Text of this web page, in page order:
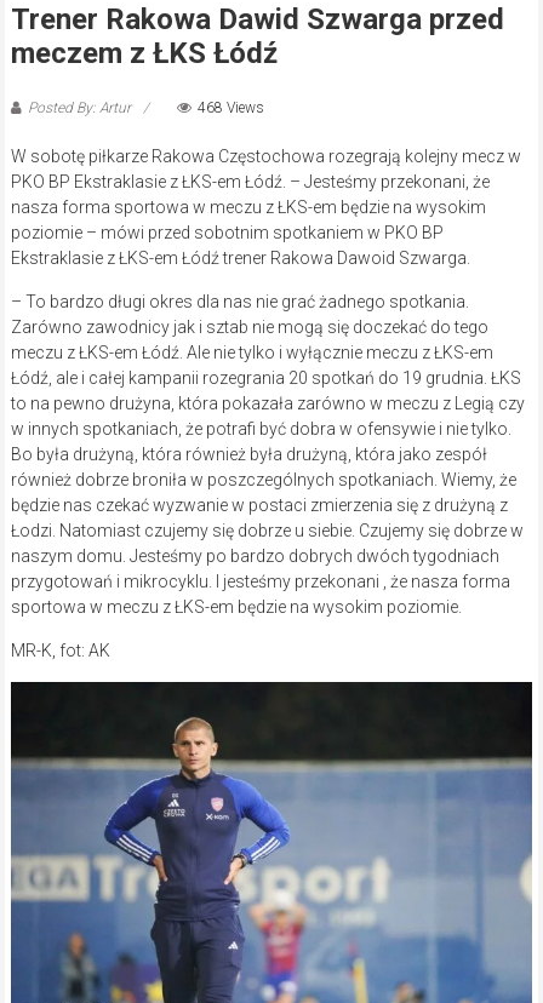
Trener Rakowa Dawid Szwarga przed
meczem z ŁKS Łódź
Posted By: Artur 468 Views
W sobotę piłkarze Rakowa Częstochowa rozegrają kolejny mecz w
PKO BP Ekstraklasie z ŁKS-em Łódź. – Jesteśmy przekonani, że
nasza forma sportowa w meczu z ŁKS-em będzie na wysokim
poziomie – mówi przed sobotnim spotkaniem w PKO BP
Ekstraklasie z ŁKS-em Łódź trener Rakowa Dawoid Szwarga.
– To bardzo długi okres dla nas nie grać żadnego spotkania.
Zarówno zawodnicy jak i sztab nie mogą się doczekać do tego
meczu z ŁKS-em Łódź. Ale nie tylko i wyłącznie meczu z ŁKS-em
Łódź, ale i całej kampanii rozegrania 20 spotkań do 19 grudnia. ŁKS
to na pewno drużyna, która pokazała zarówno w meczu z Legią czy
w innych spotkaniach, że potrafi być dobra w ofensywie i nie tylko.
Bo była drużyną, która również była drużyną, która jako zespół
również dobrze broniła w poszczególnych spotkaniach. Wiemy, że
będzie nas czekać wyzwanie w postaci zmierzenia się z drużyną z
Łodzi. Natomiast czujemy się dobrze u siebie. Czujemy się dobrze w
naszym domu. Jesteśmy po bardzo dobrych dwóch tygodniach
przygotowań i mikrocyklu. I jesteśmy przekonani , że nasza forma
sportowa w meczu z ŁKS-em będzie na wysokim poziomie.
MR-K, fot: AK